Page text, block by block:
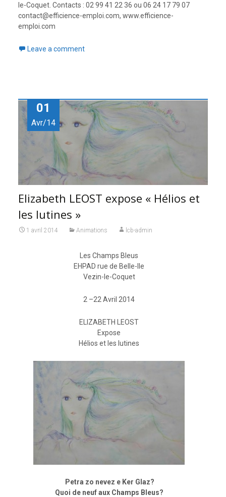
le-Coquet. Contacts : 02 99 41 22 36 ou 06 24 17 79 07
contact@efficience-emploi.com, www.efficience-
emploi.com
Leave a comment
01
Avr/14
Elizabeth LEOST expose « Hélios et
les lutines »
1 avril 2014 Animations lcb-admin
Les Champs Bleus
EHPAD rue de Belle-Ile
Vezin-le-Coquet
2 –22 Avril 2014
ELIZABETH LEOST
Expose
Hélios et les lutines
Petra zo nevez e Ker Glaz?
Quoi de neuf aux Champs Bleus?